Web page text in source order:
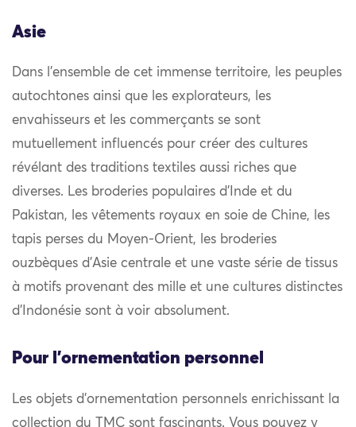
Asie
Dans l’ensemble de cet immense territoire, les peuples
autochtones ainsi que les explorateurs, les
envahisseurs et les commerçants se sont
mutuellement influencés pour créer des cultures
révélant des traditions textiles aussi riches que
diverses. Les broderies populaires d’Inde et du
Pakistan, les vêtements royaux en soie de Chine, les
tapis perses du Moyen-Orient, les broderies
ouzbèques d’Asie centrale et une vaste série de tissus
à motifs provenant des mille et une cultures distinctes
d’Indonésie sont à voir absolument.
Pour l'ornementation personnel
Les objets d’ornementation personnels enrichissant la
collection du TMC sont fascinants. Vous pouvez y